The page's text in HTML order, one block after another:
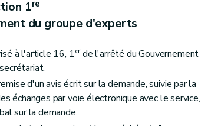
1re
du groupe d'experts
à l'article 16, 1erde l'arrêté du Gouvernement
d'un avis écrit sur la demande, suivie par la
échanges par voie électronique avec le service,
sur la demande.